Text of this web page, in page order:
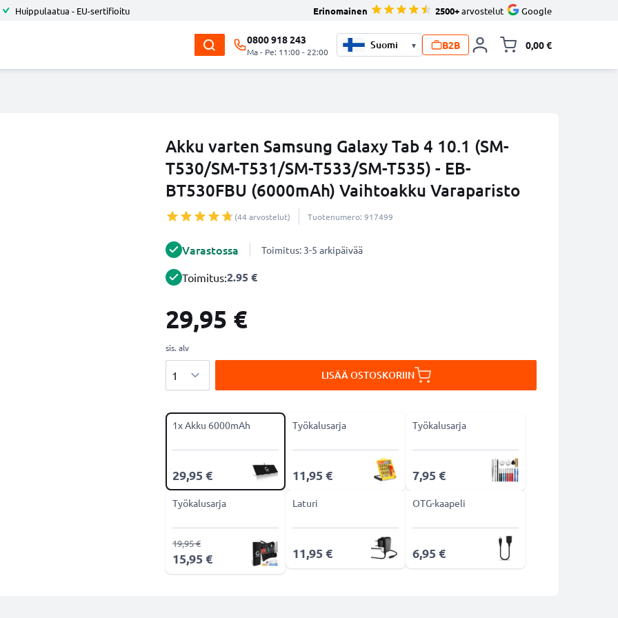
Huippulaatua - EU-sertifioitu Erinomainen 2500+arvostelut Google
0800 918 243
Ma - Pe: 11:00 - 22:00
▾ B2B 0,00 €
Akku varten Samsung Galaxy Tab 4 10.1 (SM-
T530/SM-T531/SM-T533/SM-T535) - EB-
BT530FBU (6000mAh) Vaihtoakku Varaparisto
(44 arvostelut) Tuotenumero: 917499
Varastossa Toimitus: 3-5 arkipäivää
Toimitus:2.95 €
29,95 €
sis. alv
LISÄÄ OSTOSKORIIN
1x Akku 6000mAh
29,95 €
Työkalusarja
11,95 €
Työkalusarja
7,95 €
Työkalusarja
15,95 €
19,95 €
Laturi
11,95 €
OTG-kaapeli
6,95 €